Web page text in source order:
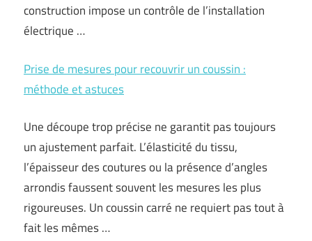
construction impose un contrôle de l’installation
électrique …
Prise de mesures pour recouvrir un coussin :
méthode et astuces
Une découpe trop précise ne garantit pas toujours
un ajustement parfait. L’élasticité du tissu,
l’épaisseur des coutures ou la présence d’angles
arrondis faussent souvent les mesures les plus
rigoureuses. Un coussin carré ne requiert pas tout à
fait les mêmes …